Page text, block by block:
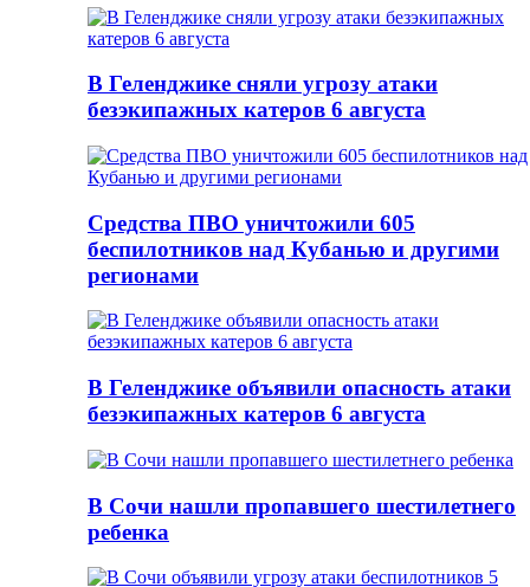
В Геленджике сняли угрозу атаки
безэкипажных катеров 6 августа
Средства ПВО уничтожили 605
беспилотников над Кубанью и другими
регионами
В Геленджике объявили опасность атаки
безэкипажных катеров 6 августа
В Сочи нашли пропавшего шестилетнего
ребенка